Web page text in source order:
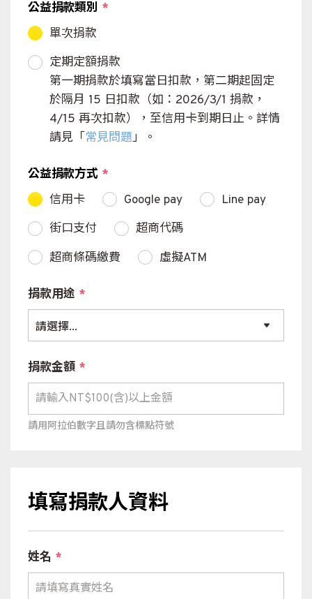
公益捐款類別 *
單次捐款
定期定額捐款
第一期捐款於填寫當日扣款，第二期起固定
於隔月 15 日扣款（如：2026/3/1 捐款，
4/15 再次扣款），至信用卡到期日止。詳情
請見「 常見問題」。
公益捐款方式 *
信用卡
Google pay
Line pay
街口支付
超商代碼
超商條碼繳費
虛擬ATM
捐款用途 *
捐款金額 *
請用阿拉伯數字且請勿含標點符號
填寫捐款人資料
姓名 *